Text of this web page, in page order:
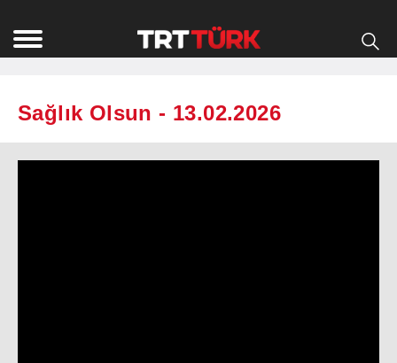
Sağlık Olsun - 13.02.2026